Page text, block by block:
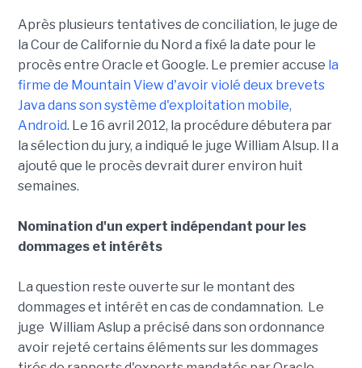
Après plusieurs tentatives de conciliation, le juge de
la Cour de Californie du Nord a fixé la date pour le
procès entre Oracle et Google. Le premier accuse la
firme de Mountain View d'avoir violé deux brevets
Java dans son système d'exploitation mobile,
Android. Le 16 avril 2012, la procédure débutera par
la sélection du jury, a indiqué le juge William Alsup. Il a
ajouté que le procès devrait durer environ huit
semaines.
Nomination d'un expert indépendant pour les
dommages et intérêts
La question reste ouverte sur le montant des
dommages et intérêt en cas de condamnation. Le
juge William Aslup a précisé dans son ordonnance
avoir rejeté certains éléments sur les dommages